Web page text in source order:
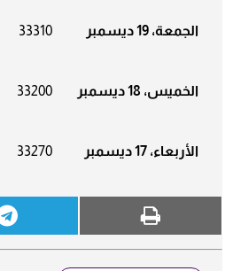
الجمعة، 19 ديسمبر 33310
الخميس، 18 ديسمبر 33200
الأربعاء، 17 ديسمبر 33270